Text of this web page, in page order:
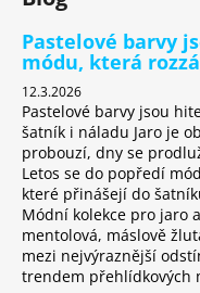
a
j
í
t
?
HLEDAT
Pastelové barvy
módu, která
12.3.2026
Pastelové barvy jsou
šatník i náladu Jaro je
probouzí, dny se
Letos se do popředí
které přinášejí do
Módní kolekce pro jaro
mentolová, máslově
mezi nejvýraznější
trendem přehlídkových